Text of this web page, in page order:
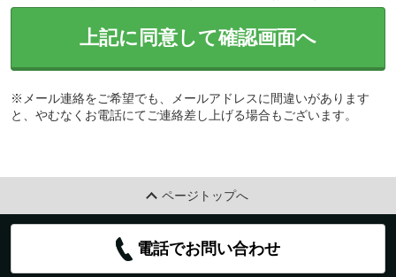
上記に同意して確認画面へ
※メール連絡をご希望でも、メールアドレスに間違いがあります
と、やむなくお電話にてご連絡差し上げる場合もございます。
ページトップへ
電話でお問い合わせ